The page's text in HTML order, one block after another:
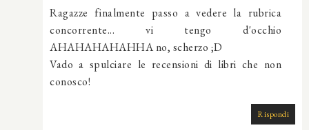
Ragazze finalmente passo a vedere la rubrica
concorrente... vi tengo d'occhio
AHAHAHAHAHHA no, scherzo ;D
Vado a spulciare le recensioni di libri che non
conosco!
Rispondi